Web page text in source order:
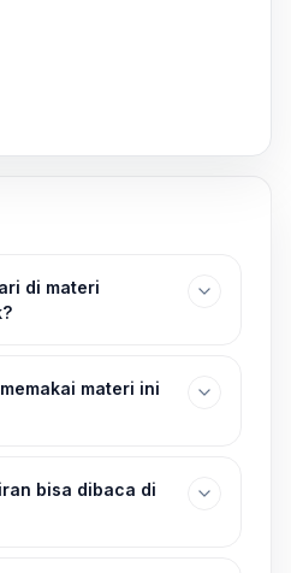
di materi
materi ini
bisa dibaca di